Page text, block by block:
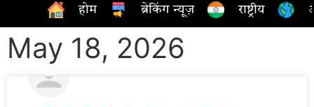
होम ब्रेकिंग न्यूज़ राष्ट्रीय
May 18, 2026